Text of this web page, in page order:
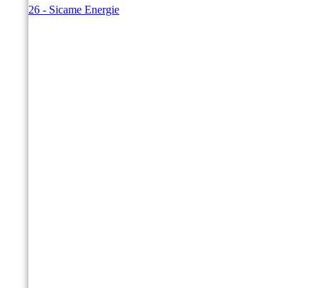
© 2026 - Sicame Energie